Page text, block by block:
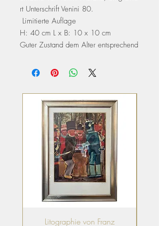
rt Unterschrift Venini 80.
Limitierte Auflage
H: 40 cm L x B: 10 x 10 cm
Guter Zustand dem Alter entsprechend
Litographie von Franz